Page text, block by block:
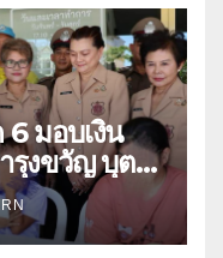
มอบเงิน
รุงขวัญ บุตร-